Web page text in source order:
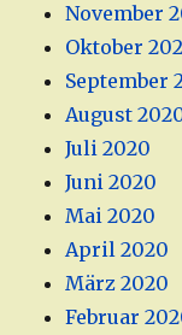
November
Oktober
September
August
Juli 2020
Juni 2020
Mai 2020
April 2020
März 2020
Februar